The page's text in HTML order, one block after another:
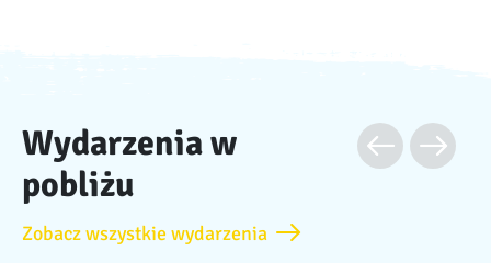
Wydarzenia w
pobliżu
Zobacz wszystkie wydarzenia